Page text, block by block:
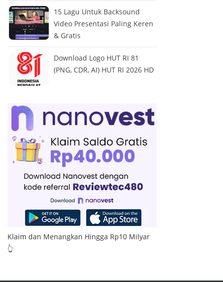
15 Lagu Untuk Backsound
Video Presentasi Paling Keren
& Gratis
Download Logo HUT RI 81
(PNG, CDR, AI) HUT RI 2026 HD
Klaim dan Menangkan Hingga Rp10 Milyar
👆